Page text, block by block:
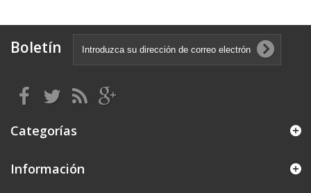
Boletín
Categorías
Información